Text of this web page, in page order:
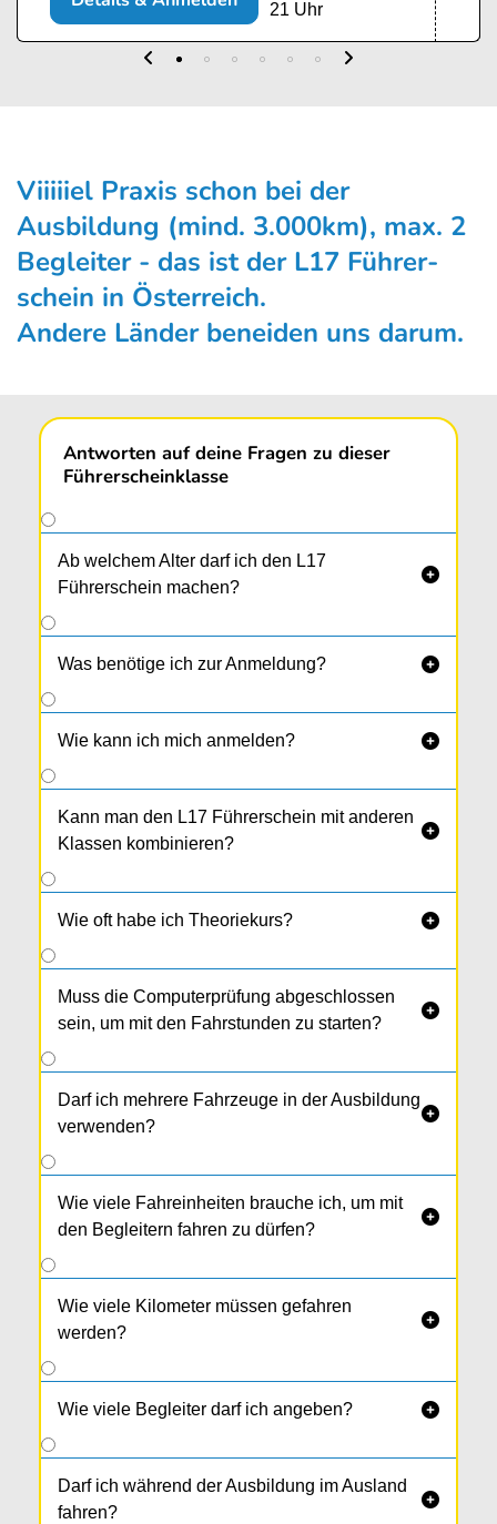
21 Uhr
Viiiiiel Praxis schon bei der
Ausbildung (mind. 3.000km), max. 2
Begleiter - das ist der L17 Führer­
schein in Österreich.
Andere Länder beneiden uns darum.
Antworten auf deine Fragen zu dieser
Führerscheinklasse
Ab welchem Alter darf ich den L17
Führerschein machen?

Was benötige ich zur Anmeldung? 
Wie kann ich mich anmelden? 
Kann man den L17 Führerschein mit anderen
Klassen kombinieren?

Wie oft habe ich Theoriekurs? 
Muss die Computerprüfung abgeschlossen
sein, um mit den Fahrstunden zu starten?

Darf ich mehrere Fahrzeuge in der Ausbildung
verwenden?

Wie viele Fahreinheiten brauche ich, um mit
den Begleitern fahren zu dürfen?

Wie viele Kilometer müssen gefahren
werden?

Wie viele Begleiter darf ich angeben? 
Darf ich während der Ausbildung im Ausland
fahren?
